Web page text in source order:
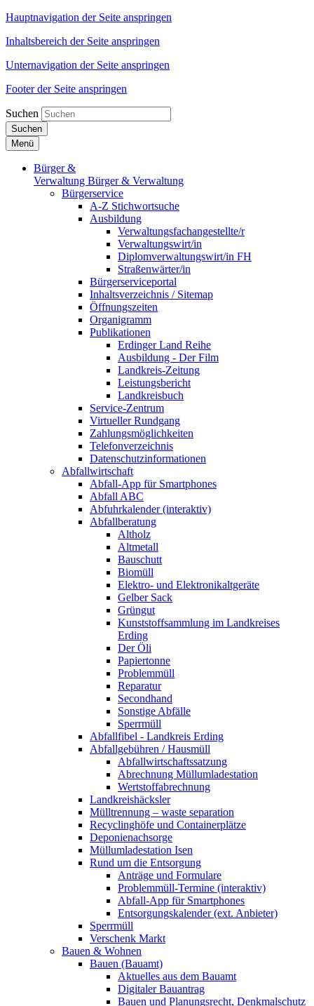
Hauptnavigation der Seite anspringen
Inhaltsbereich der Seite anspringen
Unternavigation der Seite anspringen
Footer der Seite anspringen
Suchen
Suchen
Menü
Bürger &
Verwaltung Bürger & Verwaltung
Bürgerservice
A-Z Stichwortsuche
Ausbildung
Verwaltungsfachangestellte/r
Verwaltungswirt/in
Diplomverwaltungswirt/in FH
Straßenwärter/in
Bürgerserviceportal
Inhaltsverzeichnis / Sitemap
Öffnungszeiten
Organigramm
Publikationen
Erdinger Land Reihe
Ausbildung - Der Film
Landkreis-Zeitung
Leistungsbericht
Landkreisbuch
Service-Zentrum
Virtueller Rundgang
Zahlungsmöglichkeiten
Telefonverzeichnis
Datenschutzinformationen
Abfallwirtschaft
Abfall-App für Smartphones
Abfall ABC
Abfuhrkalender (interaktiv)
Abfallberatung
Altholz
Altmetall
Bauschutt
Biomüll
Elektro- und Elektronikaltgeräte
Gelber Sack
Grüngut
Kunststoffsammlung im Landkreises
Erding
Der Öli
Papiertonne
Problemmüll
Reparatur
Secondhand
Sonstige Abfälle
Sperrmüll
Abfallfibel - Landkreis Erding
Abfallgebühren / Hausmüll
Abfallwirtschaftssatzung
Abrechnung Müllumladestation
Wertstoffabrechnung
Landkreishäcksler
Mülltrennung – waste separation
Recyclinghöfe und Containerplätze
Deponienachsorge
Müllumladestation Isen
Rund um die Entsorgung
Anträge und Formulare
Problemmüll-Termine (interaktiv)
Abfall-App für Smartphones
Entsorgungskalender (ext. Anbieter)
Sperrmüll
Verschenk Markt
Bauen & Wohnen
Bauen (Bauamt)
Aktuelles aus dem Bauamt
Digitaler Bauantrag
Bauen und Planungsrecht, Denkmalschutz